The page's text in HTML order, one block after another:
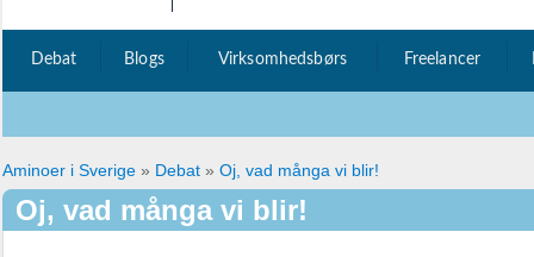
Debat Blogs Virksomhedsbørs Freelancer
Aminoer i Sverige » Debat » Oj, vad många vi blir!
Oj, vad många vi blir!